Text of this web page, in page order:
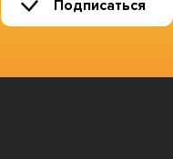
Подписаться